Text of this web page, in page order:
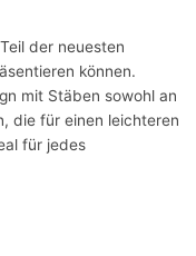
der neuesten
können.
mit Stäben sowohl an
die für einen leichteren
für jedes